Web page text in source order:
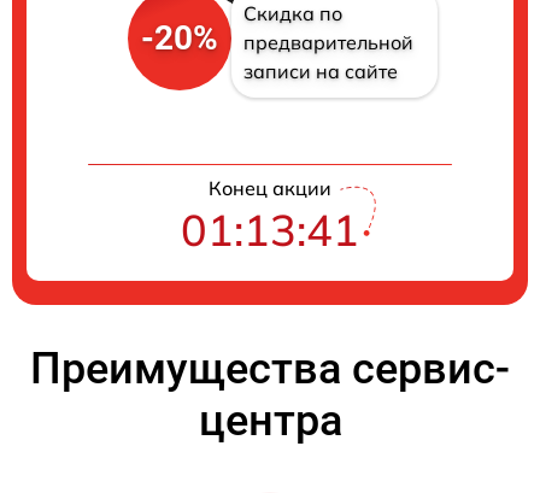
-20%
Скидка по
предварительной
записи на сайте
Конец акции
01:13:40
Преимущества сервис-
центра